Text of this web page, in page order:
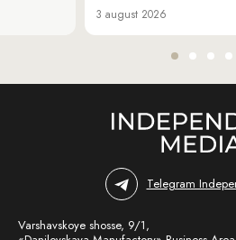
3 august 2026
Telegram
Varshavskoye shosse, 9/1,